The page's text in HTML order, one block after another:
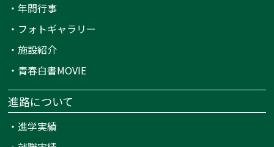
・年間行事
・ フォトギャラリー
・施設紹介
・ 青春白書MOVIE
進路について
・進学実績